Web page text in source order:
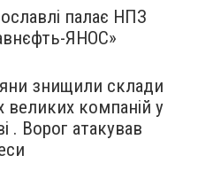
палає НПЗ
ЯНОС»
знищили склади
великих компаній у
. Ворог атакував